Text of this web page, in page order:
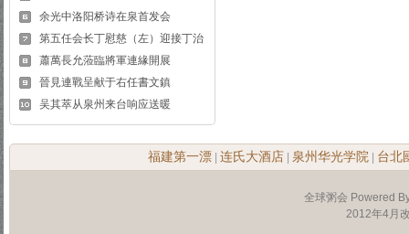
余光中洛阳桥诗在泉首发会
第五任会长丁慰慈（左）迎接丁治
蕭萬長允蒞臨將軍連緣開展
晉見連戰呈献于右任書文鎮
吴其萃从泉州来台响应送暖
福建第一漂 连氏大酒店 泉州华光学院 台北
全球粥会 Powered
2012年4月